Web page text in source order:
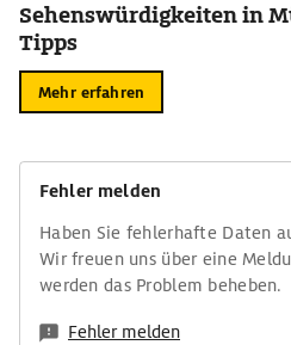
Sehenswürdigkeiten in
Tipps
Mehr erfahren
Fehler melden
Haben Sie fehlerhafte Daten
Wir freuen uns über eine
werden das Problem beheben.
Fehler melden